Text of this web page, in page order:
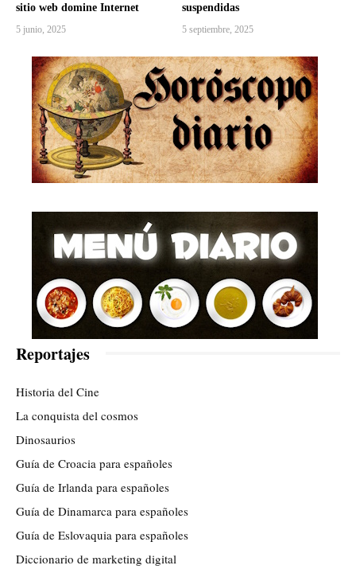
sitio web domine Internet
5 junio, 2025
suspendidas
5 septiembre, 2025
Reportajes
Historia del Cine
La conquista del cosmos
Dinosaurios
Guía de Croacia para españoles
Guía de Irlanda para españoles
Guía de Dinamarca para españoles
Guía de Eslovaquia para españoles
Diccionario de marketing digital